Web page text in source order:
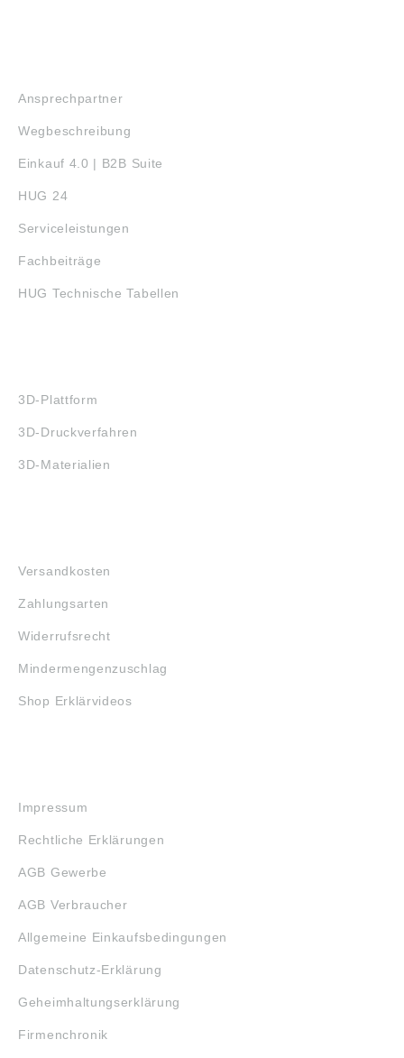
Ansprechpartner
Wegbeschreibung
Einkauf 4.0 | B2B Suite
HUG 24
Serviceleistungen
Fachbeiträge
HUG Technische Tabellen
3D-Plattform
3D-Druckverfahren
3D-Materialien
Versandkosten
Zahlungsarten
Widerrufsrecht
Mindermengenzuschlag
Shop Erklärvideos
Impressum
Rechtliche Erklärungen
AGB Gewerbe
AGB Verbraucher
Allgemeine Einkaufsbedingungen
Datenschutz-Erklärung
Geheimhaltungserklärung
Firmenchronik